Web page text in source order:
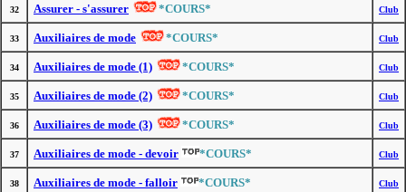
32 Assurer - s'assurer *COURS* Club
33 Auxiliaires de mode *COURS* Club
34 Auxiliaires de mode (1) *COURS* Club
35 Auxiliaires de mode (2) *COURS* Club
36 Auxiliaires de mode (3) *COURS* Club
37 Auxiliaires de mode - devoir *COURS* Club
38 Auxiliaires de mode - falloir *COURS* Club